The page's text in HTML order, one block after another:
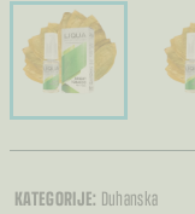
KATEGORIJE: Duhanska